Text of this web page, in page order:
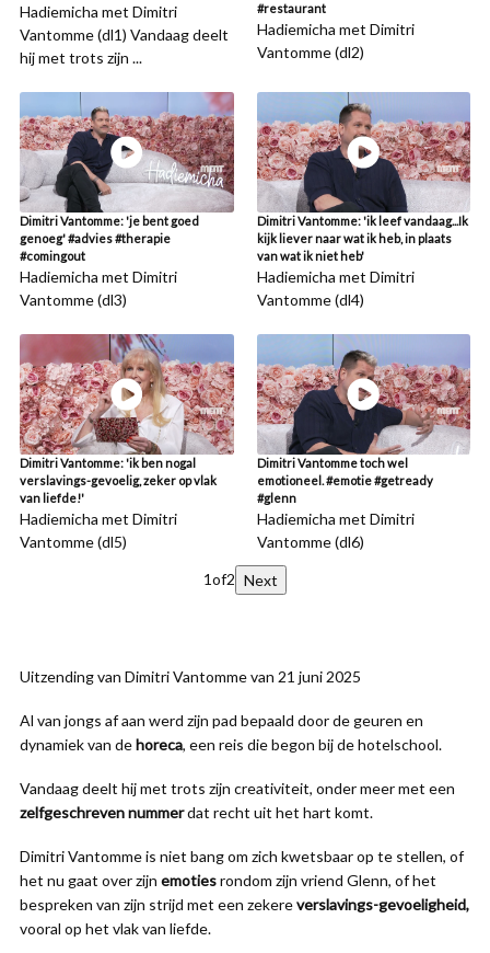
Hadiemicha met Dimitri
Vantomme (dl1) Vandaag deelt
hij met trots zijn ...
#restaurant
Hadiemicha met Dimitri
Vantomme (dl2)
Dimitri Vantomme: 'je bent goed
genoeg' #advies #therapie
#comingout
Hadiemicha met Dimitri
Vantomme (dl3)
Dimitri Vantomme: 'ik leef vandaag...Ik
kijk liever naar wat ik heb, in plaats
van wat ik niet heb'
Hadiemicha met Dimitri
Vantomme (dl4)
Dimitri Vantomme: 'ik ben nogal
verslavings-gevoelig, zeker op vlak
van liefde!'
Hadiemicha met Dimitri
Vantomme (dl5)
Dimitri Vantomme toch wel
emotioneel. #emotie #getready
#glenn
Hadiemicha met Dimitri
Vantomme (dl6)
1of2 Next
Uitzending van Dimitri Vantomme van 21 juni 2025
Al van jongs af aan werd zijn pad bepaald door de geuren en
dynamiek van dehoreca, een reis die begon bij de hotelschool.
Vandaag deelt hij met trots zijn creativiteit, onder meer met een
zelfgeschreven nummerdat recht uit het hart komt.
Dimitri Vantomme is niet bang om zich kwetsbaar op te stellen, of
het nu gaat over zijn emotiesrondom zijn vriend Glenn, of het
bespreken van zijn strijd met een zekereverslavings-gevoeligheid,
vooral op het vlak van liefde.